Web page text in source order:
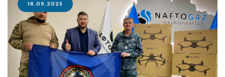
16.05.2023